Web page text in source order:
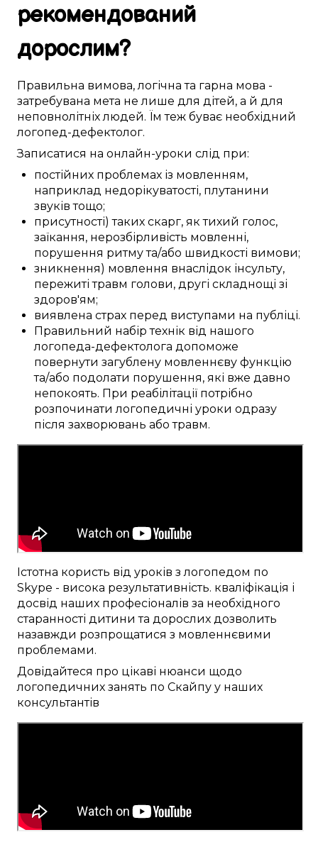
рекомендований
дорослим?
Правильна вимова, логічна та гарна мова -
затребувана мета не лише для дітей, а й для
неповнолітніх людей. Їмтеж буває необхідний
логопед-дефектолог.
Записатися на онлайн-уроки слід при:
постійних проблемах із мовленням,
наприклад недорікуватості, плутанини
звуків тощо;
присутності) таких скарг, яктихий голос,
заїкання, нерозбірливість мовленні,
порушення ритмута/або швидкості вимови;
зникнення) мовлення внаслідок інсульту,
пережитітравм голови, другі складнощі зі
здоров'ям;
виявлена страх перед виступами на публіці.
Правильний набіртехнік від нашого
логопеда-дефектолога допоможе
повернути загублену мовленнєву функцію
та/або подолати порушення, які вже давно
непокоять. При реабілітації потрібно
розпочинати логопедичні уроки одразу
після захворювань або травм.
Істотна користь від уроків з логопедом по
Skype - висока результативність. кваліфікація і
досвід наших професіоналів за необхідного
старанності дитини та дорослих дозволить
назавжди розпрощатися з мовленнєвими
проблемами.
Довідайтеся про цікаві нюанси щодо
логопедичних занять по Скайпу у наших
консультантів